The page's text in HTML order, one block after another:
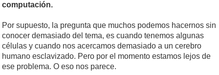
computación.
Por supuesto, la pregunta que muchos podemos hacernos sin
conocer demasiado del tema, es cuando tenemos algunas
células y cuando nos acercamos demasiado a un cerebro
humano esclavizado. Pero por el momento estamos lejos de
ese problema. O eso nos parece.